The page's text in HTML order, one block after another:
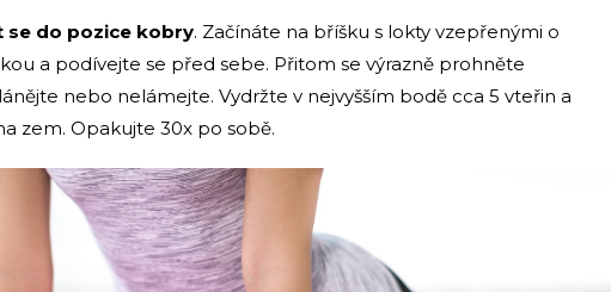
se do pozice kobry. Začínáte na bříšku s lokty vzepřenými o
a podívejte se před sebe. Přitom se výrazně prohněte
nebo nelámejte. Vydržte v nejvyšším bodě cca 5 vteřin a
zem. Opakujte 30x po sobě.